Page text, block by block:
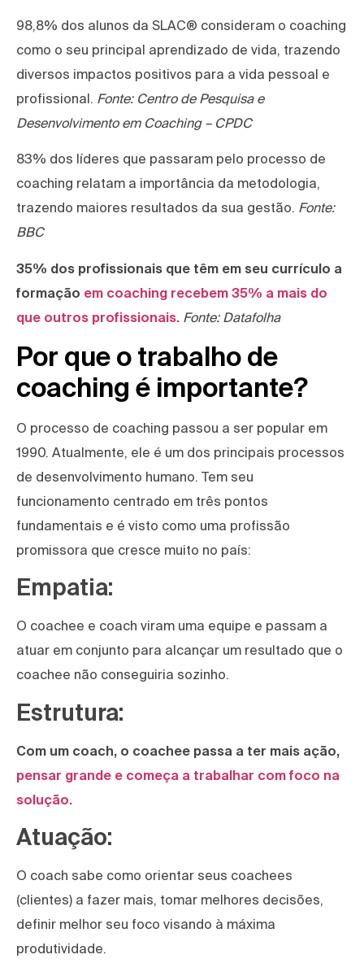
98,8% dos alunos da SLAC® consideram o coaching
como o seu principal aprendizado de vida, trazendo
diversos impactos positivos para a vida pessoal e
profissional. Fonte: Centro de Pesquisa e
Desenvolvimento em Coaching – CPDC
83% dos líderes que passaram pelo processo de
coaching relatam a importância da metodologia,
trazendo maiores resultados da sua gestão. Fonte:
BBC
35% dos profissionais que têm em seu currículo a
formação em coaching recebem 35% a mais do
que outros profissionais. Fonte: Datafolha
Por que o trabalho de
coaching é importante?
O processo de coaching passou a ser popular em
1990. Atualmente, ele é um dos principais processos
de desenvolvimento humano. Tem seu
funcionamento centrado em três pontos
fundamentais e é visto como uma profissão
promissora que cresce muito no país:
Empatia:
O coachee e coach viram uma equipe e passam a
atuar em conjunto para alcançar um resultado que o
coachee não conseguiria sozinho.
Estrutura:
Com um coach, o coachee passa a ter mais ação,
pensar grande e começa a trabalhar com foco na
solução.
Atuação:
O coach sabe como orientar seus coachees
(clientes) a fazer mais, tomar melhores decisões,
definir melhor seu foco visando à máxima
produtividade.